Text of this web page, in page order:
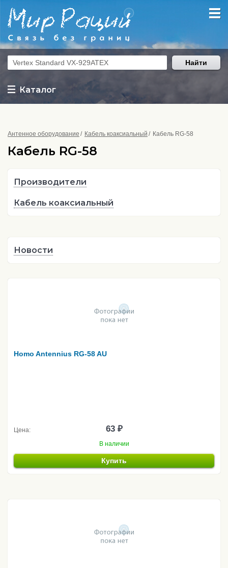
Каталог
Найти
Антенное оборудование Кабель коаксиальный Кабель RG-58
Кабель RG-58
Производители
Кабель коаксиальный
Новости
Homo Antennius RG-58 AU
Цена: 63 ₽
В наличии
Купить